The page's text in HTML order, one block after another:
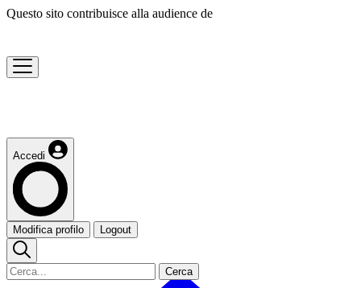
Questo sito contribuisce alla audience de
Accedi
Modifica profilo Logout
Cerca